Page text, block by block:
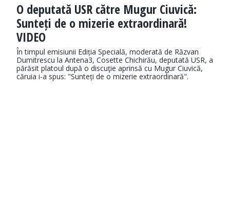
O deputată USR către Mugur Ciuvică:
Sunteți de o mizerie extraordinară!
VIDEO
În timpul emisiunii Ediția Specială, moderată de Răzvan
Dumitrescu la Antena3, Cosette Chichirău, deputată USR, a
părăsit platoul după o discuţie aprinsă cu Mugur Ciuvică,
căruia i-a spus: "Sunteți de o mizerie extraordinară".